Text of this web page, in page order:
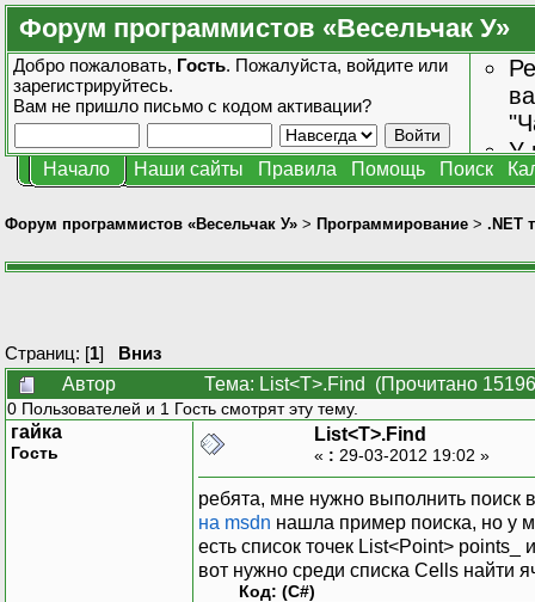
Форум программистов «Весельчак У»
Добро пожаловать, Гость. Пожалуйста, войдите или
зарегистрируйтесь.
Вам не пришло письмо с кодом активации?
У
Начало Наши сайты Правила Помощь Поиск
Форум программистов «Весельчак У» > Программирование > .NET
Страниц: [1] Вниз
Автор
Тема: List<T>.Find (Прочитано
0 Пользователей и 1 Гость смотрят эту тему.
гайка
Гость
List<T>.Find
« : 29-03-2012 19:02 »
ребята, мне нужно выполнить поиск
на msdn нашла пример поиска, но у
есть список точек List<Point>
вот нужно среди списка Cells найти
Код: (C#)